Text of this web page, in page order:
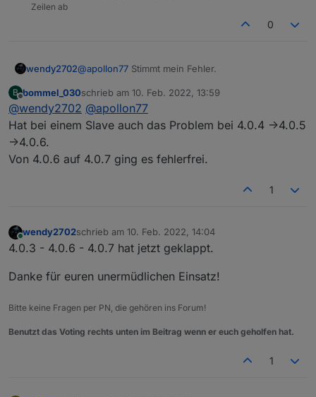
Zeilen ab
0
wendy2702@apollon77 Stimmt mein Fehler.
Macht es sinn zum testen zuerst auf 4.0.6 und
dann auf 4.0.7 um zu sehen ob der fix wirkt?
B
Offline
bommel_030schrieb am 10. Feb. 2022, 13:59
zuletzt editiert von
@wendy2702 @apollon77
Hat bei einem Slave auch das Problem bei 4.0.4 ->4.0.5
->4.0.6.
Von 4.0.6 auf 4.0.7 ging es fehlerfrei.
1
Online
wendy2702schrieb am 10. Feb. 2022, 14:04
zuletzt editiert von
4.0.3 - 4.0.6 - 4.0.7 hat jetzt geklappt.
Danke für euren unermüdlichen Einsatz!
Bitte keine Fragen per PN, die gehören ins Forum!
Benutzt das Voting rechts unten im Beitrag wenn er euch geholfen hat.
1